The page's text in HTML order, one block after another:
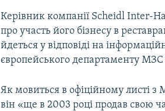
Керівник компанії Scheidl Inter-
про участь його бізнесу в
йдеться у відповіді на
європейського департаменту
Як мовиться в офіційному листі
він «ще в 2003 році продав свою